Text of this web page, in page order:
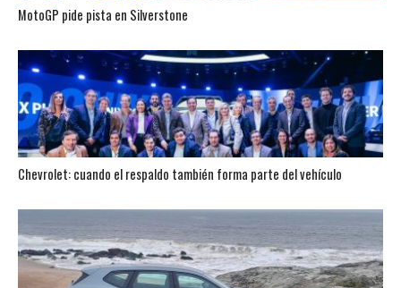
MotoGP pide pista en Silverstone
Chevrolet: cuando el respaldo también forma parte del vehículo